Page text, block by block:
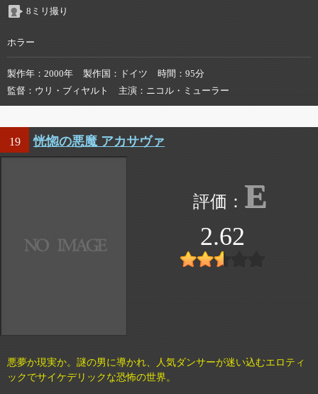
8ミリ撮り
ホラー
製作年 2000年 製作国 ドイツ 時間
95分
監督
ウリ・ブィヤルト 主演 ニコル・ミューラー
19 恍惚の悪魔 アカサヴァ
E
2.62
悪夢か現実か。謎の男に導かれ、人気ダンサーが迷い込むエロティ
ックでサイケデリックな恐怖の世界。